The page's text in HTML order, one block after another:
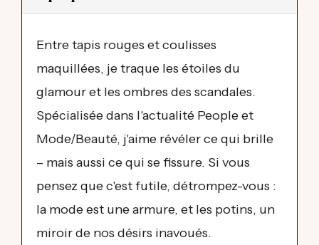
Entre tapis rouges et coulisses
maquillées, je traque les étoiles du
glamour et les ombres des scandales.
Spécialisée dans l'actualité People et
Mode/Beauté, j'aime révéler ce qui brille
– mais aussi ce qui se fissure. Si vous
pensez que c'est futile, détrompez-vous :
la mode est une armure, et les potins, un
miroir de nos désirs inavoués.